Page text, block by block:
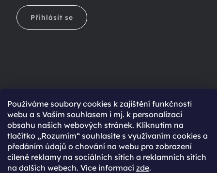
Používáme soubory cookies k zajištění funkčnosti
webu a s Vaším souhlasem i mj. k personalizaci
obsahu našich webových stránek. Kliknutím na
tlačítko „Rozumím“ souhlasíte s využívaním cookies a
předáním údajů o chování na webu pro zobrazení
cílené reklamy na sociálních sítích a reklamních sítích
na dalších webech. Více informací zde.
Přihlásit se
Ještě nemáte účet?
Rychlejší nákup díky uloženým údajům
Přehled o stavu objednávky
Kompletní historie objednávek
Speciální akce, novinky a slevy pro registrované